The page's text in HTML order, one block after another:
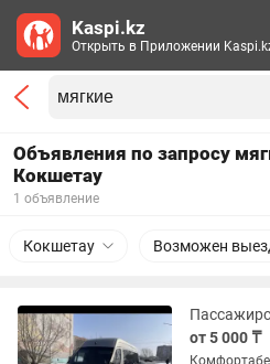
Объявления по запросу
Кокшетау
1 объявление
Кокшетау Возможен
от 5 000 ₸
Kaspi.kz
Открыть в Приложении